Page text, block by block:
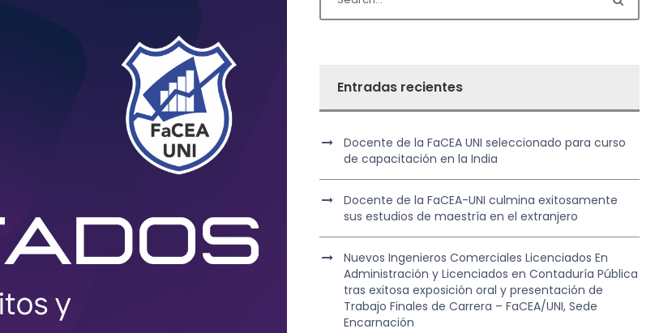
Entradas recientes
Docente de la FaCEA UNI seleccionado para curso
de capacitación en la India
Docente de la FaCEA-UNI culmina exitosamente
sus estudios de maestría en el extranjero
Nuevos Ingenieros Comerciales Licenciados En
Administración y Licenciados en Contaduría Pública
tras exitosa exposición oral y presentación de
Trabajo Finales de Carrera – FaCEA/UNI, Sede
Encarnación